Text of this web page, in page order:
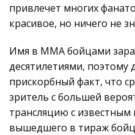
привлечет многих
красивое, но ничего не
Имя в ММА бойцами
десятилетиями, поэтому
прискорбный факт, что
зритель с большей
трансляцию с
вышедшего в тираж